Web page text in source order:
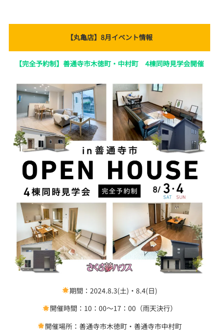
【丸亀店】8月イベント情報
【完全予約制】善通寺市木徳町・中村町 4棟同時見学会開催
期間：2024.8.3(土)・8.4(日)
開催時間：10：00～17：00（雨天決行）
開催場所：善通寺市木徳町・善通寺市中村町